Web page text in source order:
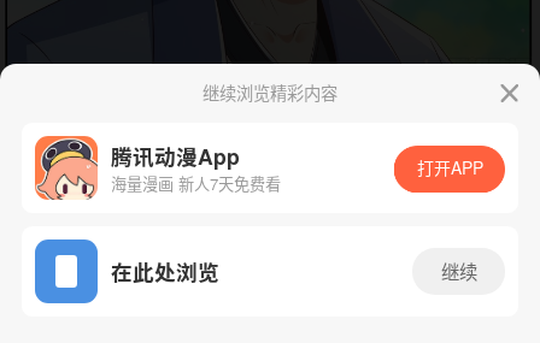
App免费看
下一话 腾漫App免费看
继续浏览精彩内容
腾讯动漫App
海量漫画 新人7天免费看
打开APP
在此处浏览 继续